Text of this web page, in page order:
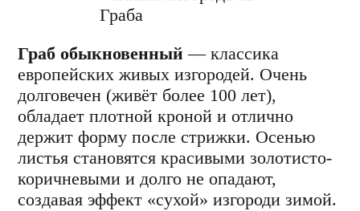
Граб обыкновенный — классика
европейских живых изгородей. Очень
долговечен (живёт более 100 лет),
обладает плотной кроной и отлично
держит форму после стрижки. Осенью
листья становятся красивыми золотисто-
коричневыми и долго не опадают,
создавая эффект «сухой» изгороди зимой.